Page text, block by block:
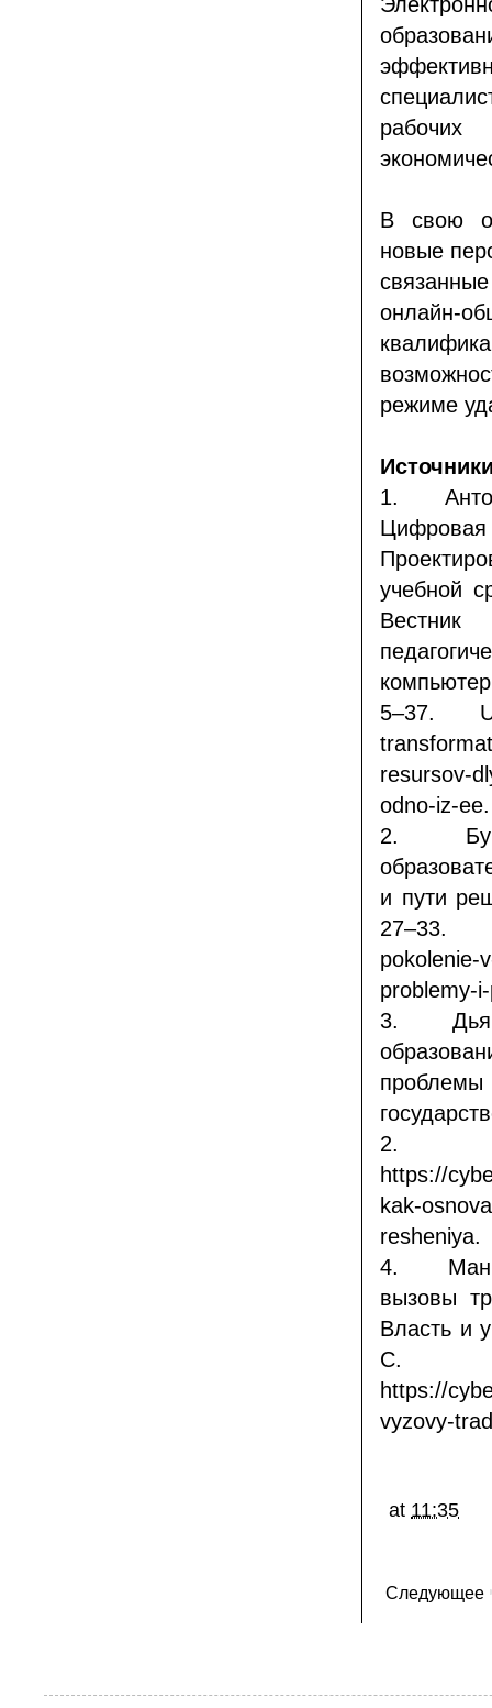
В свою
новые
онлайн-
режиме
1.
учебной
Вестник
5–37.
resursov-
odno-iz-ee.
2.
и пути
27–33.
pokolenie-
problemy-
3.
2.
https://
kak-
resheniya.
4.
вызовы
Власть и
С.
https://
vyzovy-
at 11:35
Следующее